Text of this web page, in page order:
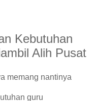
Kebutuhan
Alih Pusat
memang nantinya
guru